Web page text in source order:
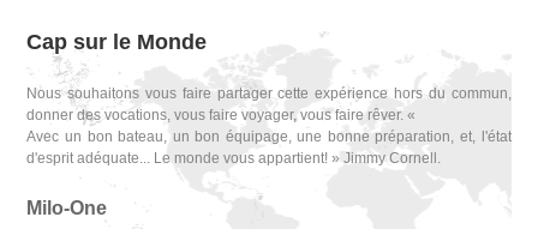
Cap sur le Monde
Nous souhaitons vous faire partager cette expérience hors du commun,
donner des vocations, vous faire voyager, vous faire rêver. «
Avec un bon bateau, un bon équipage, une bonne préparation, et, l'état
d'esprit adéquate... Le monde vous appartient! » Jimmy Cornell.
Milo-One